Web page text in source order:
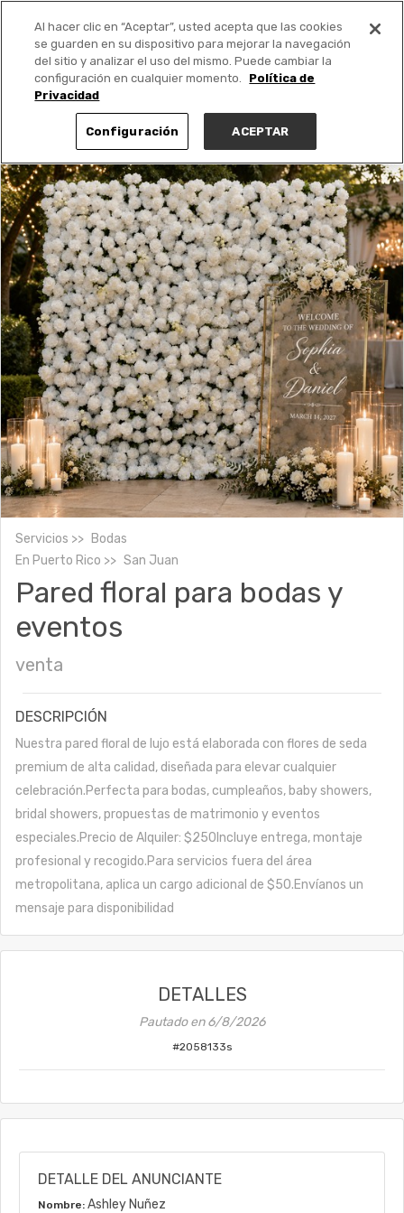
PUBLICA GRATIS +
Servicios
Bodas
En Puerto Rico San Juan
Pared floral para bodas y
eventos
venta
DESCRIPCIÓN
Nuestra pared floral de lujo está elaborada con flores de seda
premium de alta calidad, diseñada para elevar cualquier
celebración.Perfecta para bodas, cumpleaños, baby showers,
bridal showers, propuestas de matrimonio y eventos
especiales.Precio de Alquiler: $250Incluye entrega, montaje
profesional y recogido.Para servicios fuera del área
metropolitana, aplica un cargo adicional de $50.Envíanos un
mensaje para disponibilidad
DETALLES
Pautado en6/8/2026
#2058133s
DETALLE DEL ANUNCIANTE
Nombre: Ashley Nuñez
Al hacer clic en “Aceptar”, usted acepta que las cookies
se guarden en su dispositivo para mejorar la navegación
del sitio y analizar el uso del mismo. Puede cambiar la
configuración en cualquier momento.
Política de
Privacidad
Configuración ACEPTAR